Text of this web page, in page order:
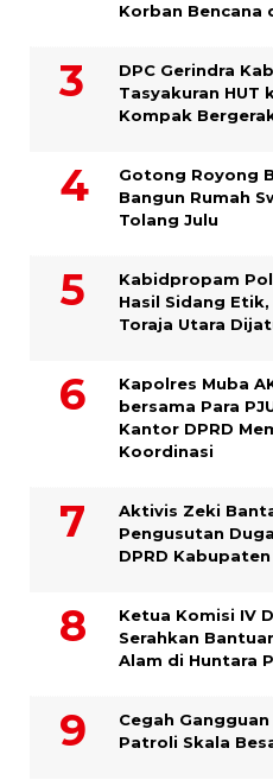
Korban Bencana
DPC Gerindra
Tasyakuran HUT
Kompak
Gotong Royong
Bangun Rumah
Tolang Julu
Kabidpropam
Hasil Sidang
Toraja Utara
Kapolres Muba
bersama Para
Kantor DPRD
Koordinasi
Aktivis Zeki
Pengusutan
DPRD
Ketua Komisi IV
Serahkan
Alam di Huntara
Cegah
Patroli Skala